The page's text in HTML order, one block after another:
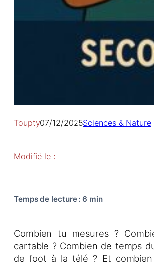
Toupty07/12/2025Sciences & Nature
Modifié le :
Temps de lecture:6 min
Combien tu mesures ?
cartable ? Combien de temps
de foot à la télé ? Et combien